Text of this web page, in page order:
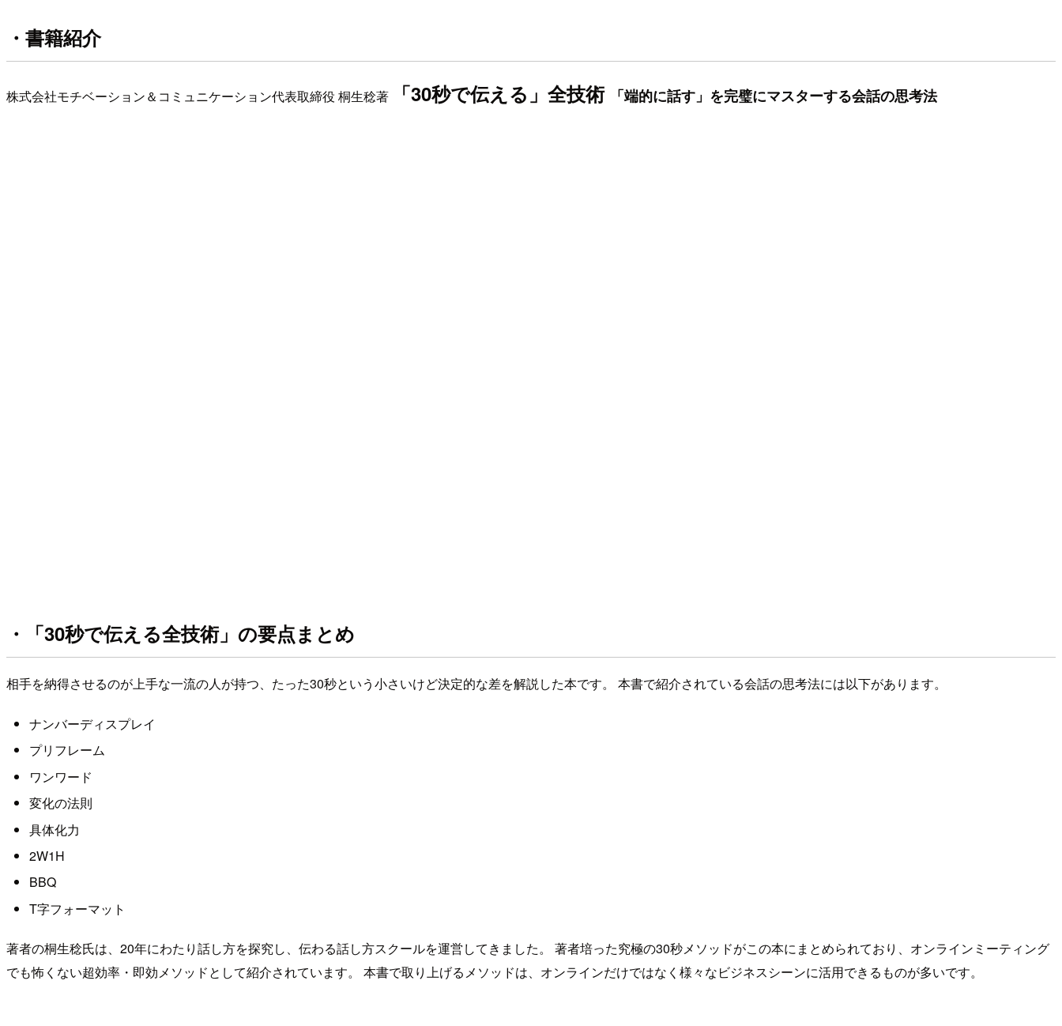
・書籍紹介
株式会社モチベーション＆コミュニケーション代表取締役 桐生稔著 「30秒で伝える」全技術 「端的に話す」を完璧にマスターする会話の思考法
・「30秒で伝える全技術」の要点まとめ
相手を納得させるのが上手な一流の人が持つ、たった30秒という小さいけど決定的な差を解説した本です。 本書で紹介されている会話の思考法には以下があります。
ナンバーディスプレイ
プリフレーム
ワンワード
変化の法則
具体化力
2W1H
BBQ
T字フォーマット
著者の桐生稔氏は、20年にわたり話し方を探究し、伝わる話し方スクールを運営してきました。 著者培った究極の30秒メソッドがこの本にまとめられており、オンラインミーティング
でも怖くない超効率・即効メソッドとして紹介されています。 本書で取り上げるメソッドは、オンラインだけではなく様々なビジネスシーンに活用できるものが多いです。